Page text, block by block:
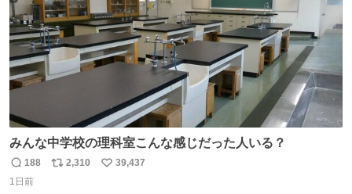
みんな中学校の理科室こんな感じだった人いる？
返
信
188
リ
2,310
い
39,437
1日前